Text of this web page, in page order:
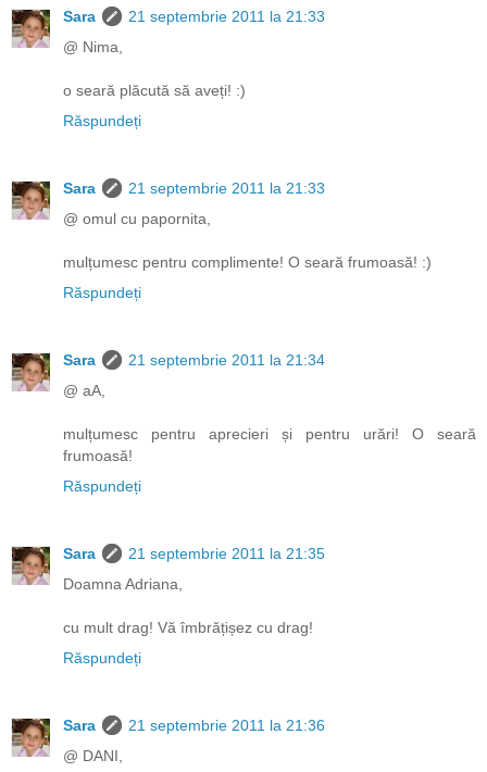
Sara
21 septembrie 2011 la 21:33
@ Nima,
o seară plăcută să aveți! :)
Răspundeți
Sara
21 septembrie 2011 la 21:33
@ omul cu papornita,
mulțumesc pentru complimente! O seară frumoasă! :)
Răspundeți
Sara
21 septembrie 2011 la 21:34
@ aA,
mulțumesc pentru aprecieri și pentru urări! O seară
frumoasă!
Răspundeți
Sara
21 septembrie 2011 la 21:35
Doamna Adriana,
cu mult drag! Vă îmbrățișez cu drag!
Răspundeți
Sara
21 septembrie 2011 la 21:36
@ DANI,